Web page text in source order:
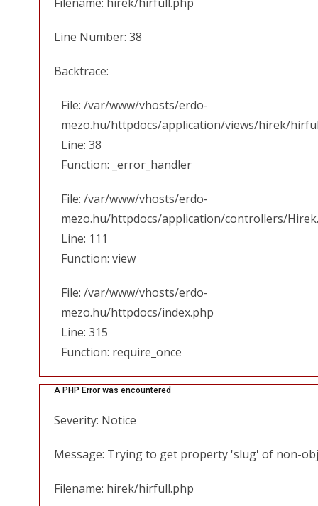
Line Number: 38
Backtrace:
File: /var/www/vhosts/erdo-
mezo.hu/httpdocs/application/views/hirek/
Line: 38
Function: _error_handler
File: /var/www/vhosts/erdo-
mezo.hu/httpdocs/application/controllers/
Line: 111
Function: view
File: /var/www/vhosts/erdo-
mezo.hu/httpdocs/index.php
Line: 315
Function: require_once
A PHP Error was encountered
Severity: Notice
Message: Trying to get property 'slug' of non-
Filename: hirek/hirfull.php